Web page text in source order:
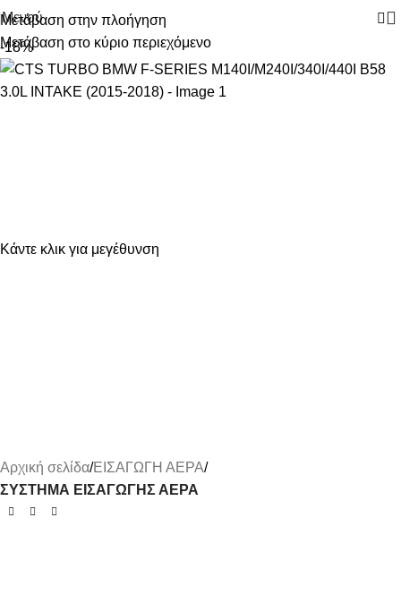
Μετάβαση στην πλοήγηση
Μετάβαση στο κύριο περιεχόμενο
Μενού
-18%
Κάντε κλικ για μεγέθυνση
Αρχική σελίδα ΕΙΣΑΓΩΓΗ ΑΕΡΑ
ΣΥΣΤΗΜΑ ΕΙΣΑΓΩΓΗΣ ΑΕΡΑ